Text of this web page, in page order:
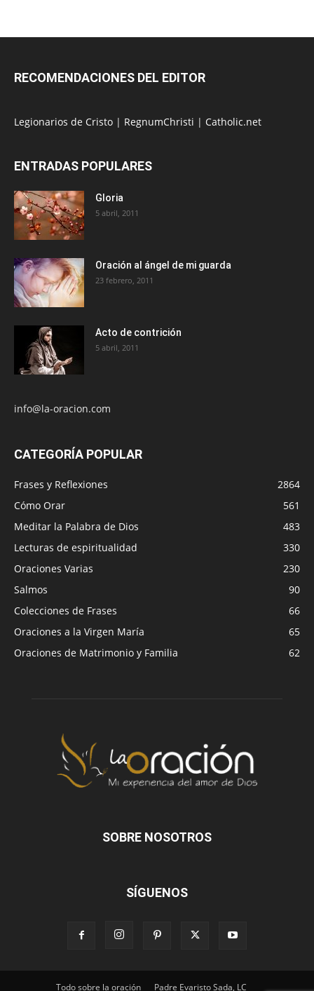
RECOMENDACIONES DEL EDITOR
Legionarios de Cristo | RegnumChristi | Catholic.net
ENTRADAS POPULARES
Gloria
5 abril, 2011
Oración al ángel de mi guarda
23 febrero, 2011
Acto de contrición
5 abril, 2011
info@la-oracion.com
CATEGORÍA POPULAR
Frases y Reflexiones
2864
Cómo Orar
561
Meditar la Palabra de Dios
483
Lecturas de espiritualidad
330
Oraciones Varias
230
Salmos
90
Colecciones de Frases
66
Oraciones a la Virgen María
65
Oraciones de Matrimonio y Familia
62
SOBRE NOSOTROS
SÍGUENOS
Todo sobre la oración Padre Evaristo Sada, LC